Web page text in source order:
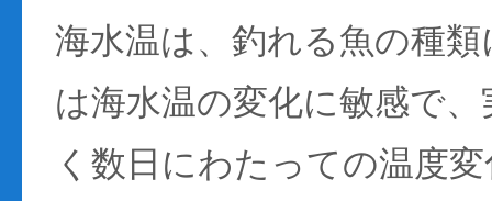
海水温は、釣れる魚の種
は海水温の変化に敏感で
く数日にわたっての温度